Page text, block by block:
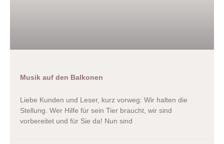
Musik auf den Balkonen
Liebe Kunden und Leser, kurz vorweg: Wir halten die
Stellung. Wer Hilfe für sein Tier braucht, wir sind
vorbereitet und für Sie da! Nun sind